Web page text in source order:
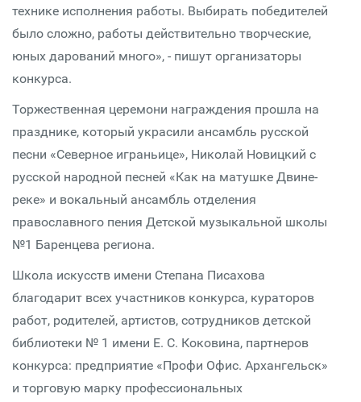
технике исполнения работы. Выбирать победителей
было сложно, работы действительно творческие,
юных дарований много», - пишут организаторы
конкурса.
Торжественная церемони награждения прошла на
празднике, который украсили ансамбль русской
песни «Северное играньице», Николай Новицкий с
русской народной песней «Как на матушке Двине-
реке» и вокальный ансамбль отделения
православного пения Детской музыкальной школы
№1 Баренцева региона.
Школа искусств имени Степана Писахова
благодарит всех участников конкурса, кураторов
работ, родителей, артистов, сотрудников детской
библиотеки № 1 имени Е. С. Коковина, партнеров
конкурса: предприятие «Профи Офис. Архангельск»
и торговую марку профессиональных